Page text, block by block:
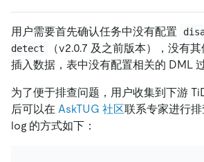
用户需要首先确认任务中没有配置
detect
（v2.0.7 及之前版本），没有
插入数据，表中没有配置相关的 DML 过
为了便于排查问题，用户收集到下游
后可以在 AskTUG 社区联系专家进行
log 的方式如下：